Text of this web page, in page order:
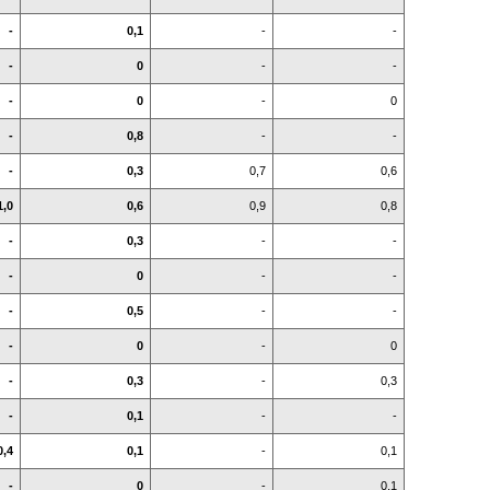
- 0,1 - -
- 0 - -
- 0 - 0
- 0,8 - -
- 0,3 0,7 0,6
0,6 0,9 0,8
- 0,3 - -
- 0 - -
- 0,5 - -
- 0 - 0
- 0,3 - 0,3
- 0,1 - -
0,1 - 0,1
- 0 - 0,1